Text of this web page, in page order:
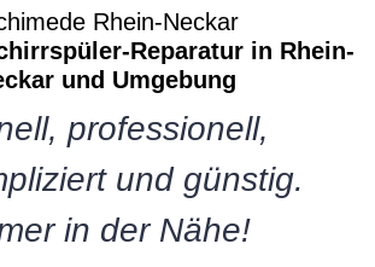
Rhein-Neckar
Reparatur in Rhein-
und Umgebung
professionell,
und günstig.
in der Nähe!